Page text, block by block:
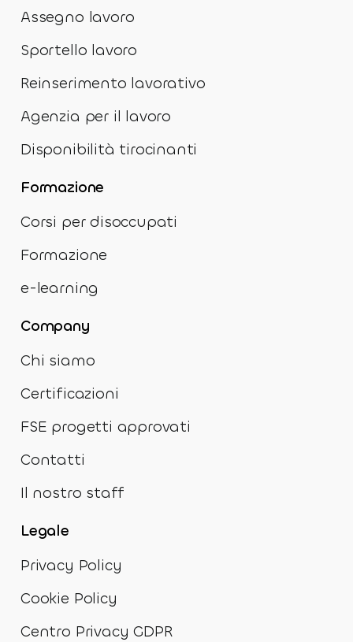
Assegno lavoro
Sportello lavoro
Reinserimento lavorativo
Agenzia per il lavoro
Disponibilità tirocinanti
Formazione
Corsi per disoccupati
Formazione
e-learning
Company
Chi siamo
Certificazioni
FSE progetti approvati
Contatti
Il nostro staff
Legale
Privacy Policy
Cookie Policy
Centro Privacy GDPR